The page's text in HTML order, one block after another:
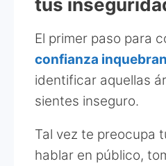
tus
El primer paso para
confianza
identificar aquellas
sientes inseguro.
Tal vez te preocupa
hablar en público,